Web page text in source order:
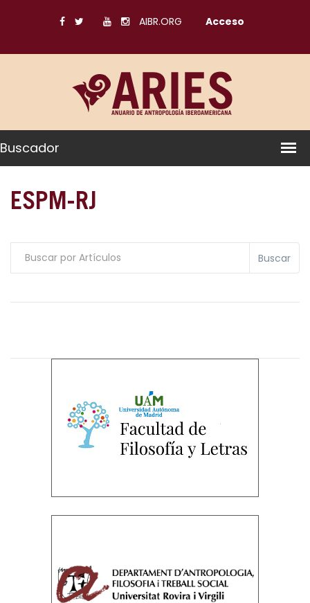
AIBR.ORG Acceso
Buscador
ESPM-RJ
Buscar